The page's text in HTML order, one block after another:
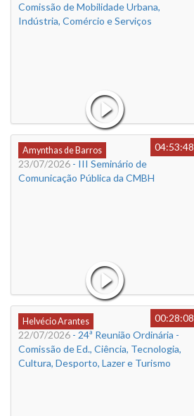
Comissão de Mobilidade Urbana,
Indústria, Comércio e Serviços
Amynthas de Barros
04:53:48
23/07/2026 - III Seminário de
Comunicação Pública da CMBH
Helvécio Arantes
00:28:08
22/07/2026 - 24ª Reunião Ordinária -
Comissão de Ed., Ciência, Tecnologia,
Cultura, Desporto, Lazer e Turismo